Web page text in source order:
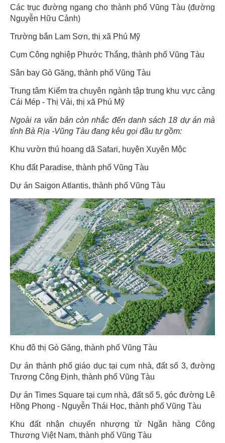
Các trục đường ngang cho thành phố Vũng Tàu (đường
Nguyễn Hữu Cảnh)
Trường bắn Lam Sơn, thị xã Phú Mỹ
Cụm Công nghiệp Phước Thắng, thành phố Vũng Tàu
Sân bay Gò Găng, thành phố Vũng Tàu
Trung tâm Kiểm tra chuyên ngành tập trung khu vực cảng
Cái Mép - Thị Vải, thị xã Phú Mỹ
Ngoài ra văn bản còn nhắc đến danh sách 18 dự án mà
tỉnh Bà Rịa -Vũng Tàu đang kêu gọi đầu tư gồm:
Khu vườn thú hoang dã Safari, huyện Xuyên Mộc
Khu đất Paradise, thành phố Vũng Tàu
Dự án Saigon Atlantis, thành phố Vũng Tàu
Khu đô thị Gò Găng, thành phố Vũng Tàu
Dự án thành phố giáo dục tại cụm nhà, đất số 3, đường
Trương Công Định, thành phố Vũng Tàu
Dự án Times Square tại cụm nhà, đất số 5, góc đường Lê
Hồng Phong - Nguyễn Thái Học, thành phố Vũng Tàu
Khu đất nhận chuyển nhượng từ Ngân hàng Công
Thương Việt Nam, thành phố Vũng Tàu